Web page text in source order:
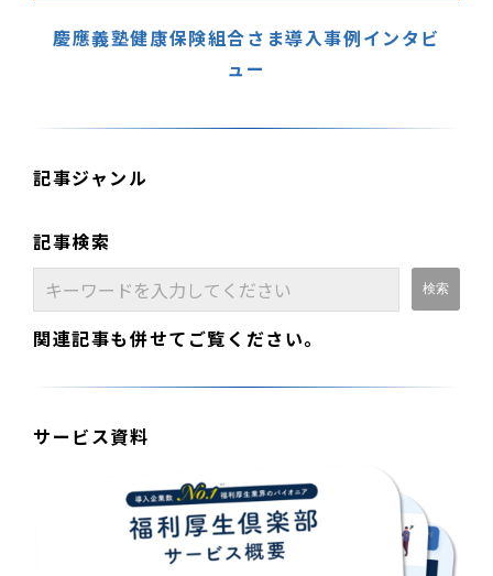
慶應義塾健康保険組合さま導入事例インタビ
ュー
記事ジャンル
記事検索
関連記事も併せてご覧ください。
サービス資料